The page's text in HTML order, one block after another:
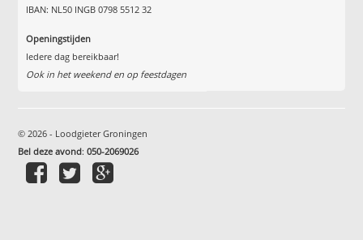
IBAN: NL50 INGB 0798 5512 32
Openingstijden
Iedere dag bereikbaar!
Ook in het weekend en op feestdagen
© 2026 - Loodgieter Groningen
Bel deze avond:050-2069026